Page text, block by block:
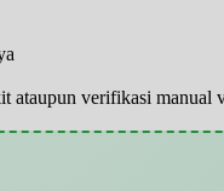
ataupun verifikasi